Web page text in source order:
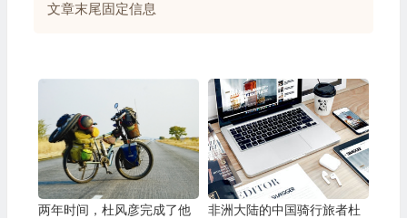
文章末尾固定信息
两年时间，杜风彦完成了他
非洲大陆的中国骑行旅者杜